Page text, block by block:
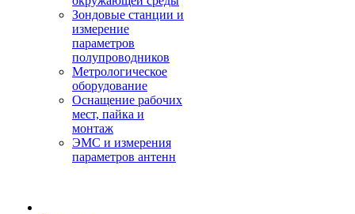
Зондовые станции и
измерение
параметров
полупроводников
Метрологическое
оборудование
Оснащение рабочих
мест, пайка и
монтаж
ЭМС и измерения
параметров антенн